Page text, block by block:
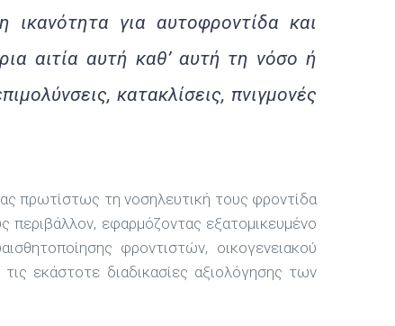
ικανότητα για αυτοφροντίδα και
αιτία αυτή καθ’ αυτή τη νόσο ή
κατακλίσεις, πνιγμονές
πρωτίστως τη νοσηλευτική τους φροντίδα
περιβάλλον, εφαρμόζοντας εξατομικευμένο
φροντιστών, οικογενειακού
εκάστοτε διαδικασίες αξιολόγησης των